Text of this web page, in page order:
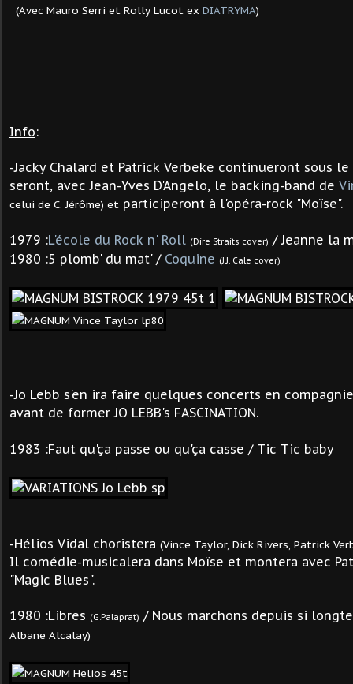
(Avec Mauro Serri et Rolly Lucot ex DIATRYMA)
Info:
-Jacky Chalard et Patrick Verbeke continueront sous le
seront, avec Jean-Yves D'Angelo, le backing-band de
celui de C. Jérôme) et participeront à l'opéra-rock "Moïse".
1979 :L'école du Rock n' Roll (Dire Straits cover) / Jeanne la
1980 :5 plomb' du mat' / Coquine (J.J. Cale cover)
-Jo Lebb s'en ira faire quelques concerts en
avant de former JO LEBB's FASCINATION.
1983 :Faut qu'ça passe ou qu'ça casse / Tic Tic baby
-Hélios Vidal choristera (Vince Taylor, Dick Rivers, Patrick
Il comédie-musicalera dans Moïse et montera avec
"Magic Blues".
1980 :Libres (G.Palaprat) / Nous marchons depuis si
Albane Alcalay)